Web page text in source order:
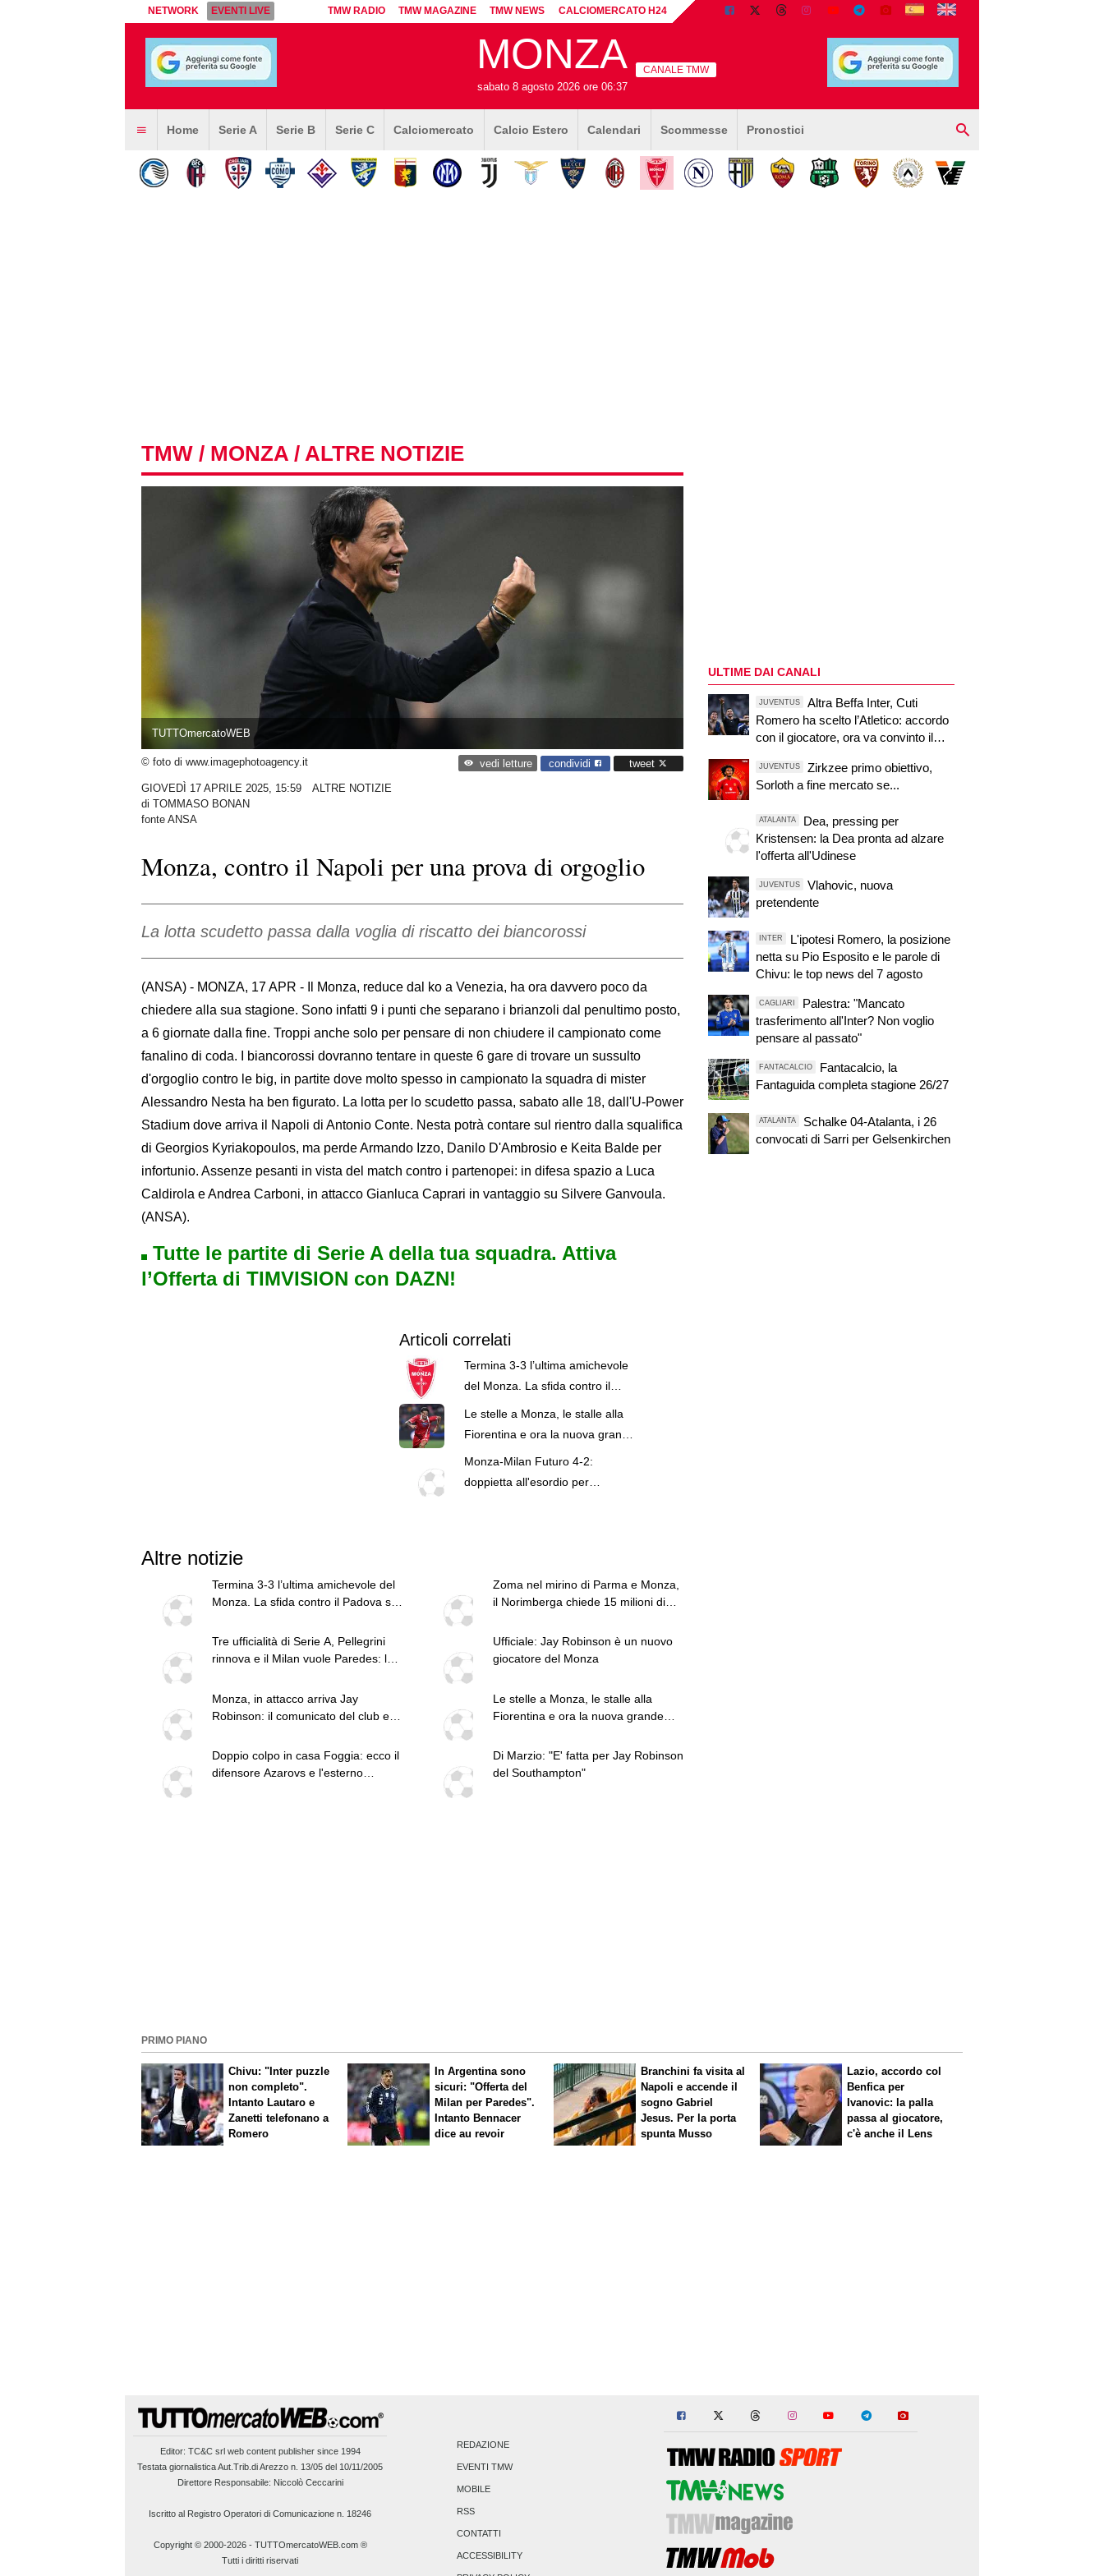
NETWORK EVENTI LIVE TMW RADIO TMW MAGAZINE TMW NEWS CALCIOMERCATO H24
MONZA
sabato 8 agosto 2026 ore 06:37
CANALE TMW
Home Serie A Serie B Serie C Calciomercato Calcio Estero Calendari Scommesse Pronostici
TMW / MONZA / ALTRE NOTIZIE
TUTTOmercatoWEB
© foto di www.imagephotoagency.it vedi letture condividi tweet
GIOVEDÌ 17 APRILE 2025, 15:59
ALTRE NOTIZIE
di TOMMASO BONAN
fonte ANSA
Monza, contro il Napoli per una prova di orgoglio
La lotta scudetto passa dalla voglia di riscatto dei biancorossi
(ANSA) - MONZA, 17 APR - Il Monza, reduce dal ko a Venezia, ha ora davvero poco da
chiedere alla sua stagione. Sono infatti 9 i punti che separano i brianzoli dal penultimo posto,
a 6 giornate dalla fine. Troppi anche solo per pensare di non chiudere il campionato come
fanalino di coda. I biancorossi dovranno tentare in queste 6 gare di trovare un sussulto
d'orgoglio contro le big, in partite dove molto spesso in campionato la squadra di mister
Alessandro Nesta ha ben figurato. La lotta per lo scudetto passa, sabato alle 18, dall'U-Power
Stadium dove arriva il Napoli di Antonio Conte. Nesta potrà contare sul rientro dalla squalifica
di Georgios Kyriakopoulos, ma perde Armando Izzo, Danilo D'Ambrosio e Keita Balde per
infortunio. Assenze pesanti in vista del match contro i partenopei: in difesa spazio a Luca
Caldirola e Andrea Carboni, in attacco Gianluca Caprari in vantaggio su Silvere Ganvoula.
(ANSA).
Tutte le partite di Serie A della tua squadra. Attiva
l’Offerta di TIMVISION con DAZN!
Articoli correlati
Termina 3-3 l’ultima amichevole
del Monza. La sfida contro il
Le stelle a Monza, le stalle alla
Fiorentina e ora la nuova grande
chance di Colpani
Monza-Milan Futuro 4-2:
doppietta all'esordio per
Altre notizie
Termina 3-3 l’ultima amichevole del
Monza. La sfida contro il Padova si
Zoma nel mirino di Parma e Monza,
il Norimberga chiede 15 milioni di
Tre ufficialità di Serie A, Pellegrini
rinnova e il Milan vuole Paredes: le
Ufficiale: Jay Robinson è un nuovo
giocatore del Monza
Monza, in attacco arriva Jay
Robinson: il comunicato del club e i
Le stelle a Monza, le stalle alla
Fiorentina e ora la nuova grande
Doppio colpo in casa Foggia: ecco il
difensore Azarovs e l'esterno
Di Marzio: "E' fatta per Jay Robinson
del Southampton"
ULTIME DAI CANALI
JUVENTUS
Altra Beffa Inter, Cuti
Romero ha scelto l’Atletico: accordo
con il giocatore, ora va convinto il
JUVENTUS
Zirkzee primo obiettivo,
Sorloth a fine mercato se...
ATALANTA
Dea, pressing per
Kristensen: la Dea pronta ad alzare
l'offerta all'Udinese
JUVENTUS
Vlahovic, nuova
pretendente
INTER
L'ipotesi Romero, la posizione
netta su Pio Esposito e le parole di
Chivu: le top news del 7 agosto
CAGLIARI
Palestra: "Mancato
trasferimento all'Inter? Non voglio
pensare al passato"
FANTACALCIO
Fantacalcio, la
Fantaguida completa stagione 26/27
ATALANTA
Schalke 04-Atalanta, i 26
convocati di Sarri per Gelsenkirchen
PRIMO PIANO
Chivu: "Inter puzzle
non completo".
Intanto Lautaro e
Zanetti telefonano a
Romero
In Argentina sono
sicuri: "Offerta del
Milan per Paredes".
Intanto Bennacer
diceau revoir
Branchini fa visita al
Napoli e accende il
sogno Gabriel
Jesus. Per la porta
spunta Musso
Lazio, accordo col
Benfica per
Ivanovic: la palla
passa al giocatore,
c'è anche il Lens
Editor: TC&C srlweb content publisher since 1994
Testata giornalistica Aut.Trib.di Arezzo n. 13/05 del 10/11/2005
Direttore Responsabile: Niccolò Ceccarini
Iscritto al Registro Operatori di Comunicazione n. 18246
Copyright © 2000-2026- TUTTOmercatoWEB.com ®
Tutti i diritti riservati
REDAZIONE
EVENTI TMW
MOBILE
RSS
CONTATTI
ACCESSIBILITY